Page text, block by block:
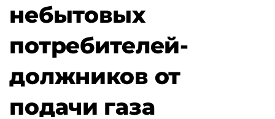
небытовых
потребителей-
должников от
подачи газа